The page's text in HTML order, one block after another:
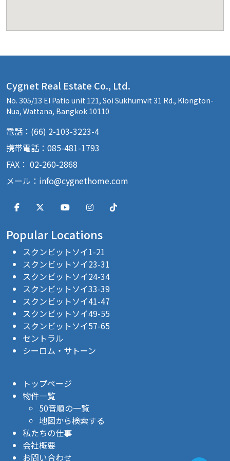
Cygnet Real Estate Co., Ltd.
No. 305/13 El Patio unit 121, Soi Sukhumvit 31 Rd., Klongton-
Nua, Wattana, Bangkok 10110
電話：(66) 2-103-3223-4
携帯電話：085-481-1793
FAX： 02-260-2868
メール： info@cygnethome.com
Popular Locations
スクンビットソイ1-21
スクンビットソイ23-31
スクンビットソイ24-34
スクンビットソイ33-39
スクンビットソイ41-47
スクンビットソイ49-55
スクンビットソイ57-65
セントラル
シーロム・サトーン
トップページ
物件一覧
50音順の一覧
地図から検索する
私たちの仕事
会社概要
お問い合わせ